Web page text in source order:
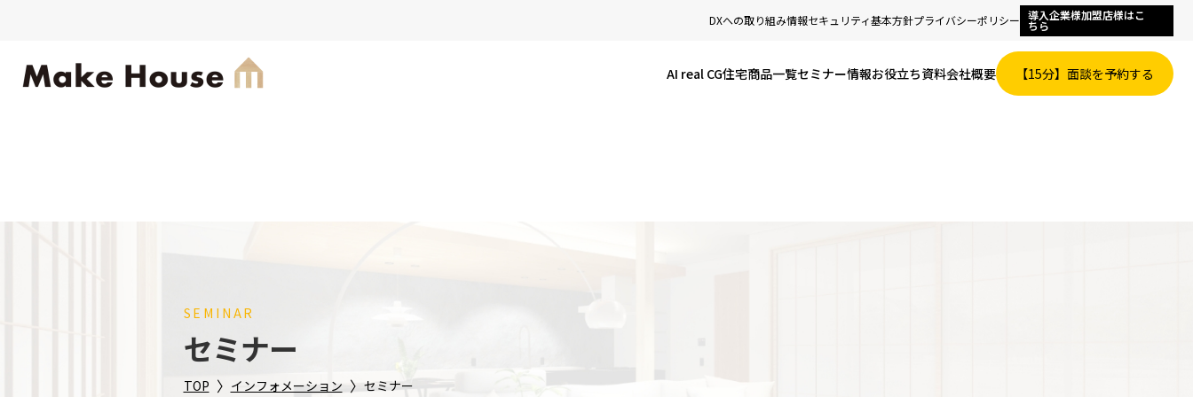
DXへの取り組み情報セキュリティ基本方針プライバシーポリシー 導入企業様加盟店様はこ
ちら
AI real CG住宅商品一覧セミナー情報お役立ち資料会社概要 【15分】面談を予約する
SEMINAR
セミナー
TOP 〉 インフォメーション 〉 セミナー